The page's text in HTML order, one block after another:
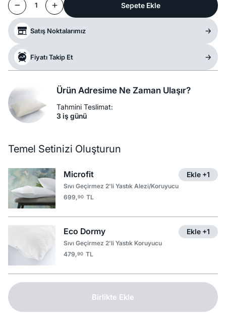
1 Sepete Ekle
Satış Noktalarımız
Fiyatı Takip Et
Ürün Adresime Ne Zaman Ulaşır?
Tahmini Teslimat:
3 iş günü
Temel Setinizi Oluşturun
Microfit
Sıvı Geçirmez 2'li Yastık Alezi/Koruyucu
699,90 TL
Ekle +1
Eco Dormy
Sıvı Geçirmez 2'li Yastık Koruyucu
479,90 TL
Ekle +1
Birlikte Ekle